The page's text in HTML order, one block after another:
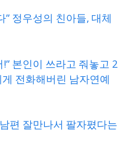
” 정우성의 친아들, 대체
본인이 쓰라고 줘놓고 2
전화해버린 남자연예
편 잘만나서 팔자폈다는